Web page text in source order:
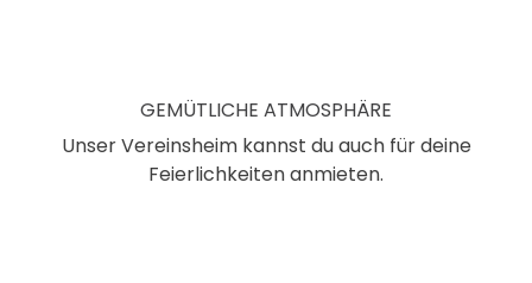
GEMÜTLICHE ATMOSPHÄRE
Unser Vereinsheim kannst du auch für deine
Feierlichkeiten anmieten.